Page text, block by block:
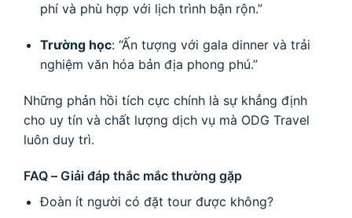
phí và phù hợp với lịch trình bận rộn.”
Trường học: “Ấn tượng với gala dinner và trải
nghiệm văn hóa bản địa phong phú.”
Những phản hồi tích cực chính là sự khẳng định
cho uy tín và chất lượng dịch vụ mà ODG Travel
luôn duy trì.
FAQ – Giải đáp thắc mắc thường gặp
Đoàn ít người có đặt tour được không?